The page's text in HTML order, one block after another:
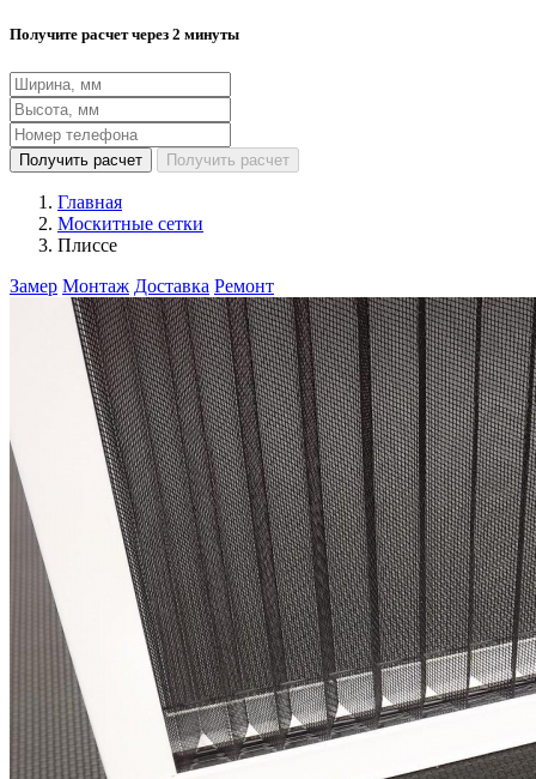
Получите расчет через 2 минуты
Получить расчет Получить расчет
Главная
Москитные сетки
Плиссе
Замер Монтаж Доставка Ремонт